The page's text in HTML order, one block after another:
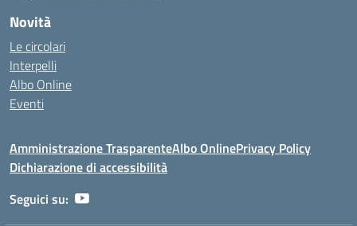
Novità
Le circolari
Interpelli
Albo Online
Eventi
Amministrazione TrasparenteAlbo OnlinePrivacy Policy
Dichiarazione di accessibilità
Seguici su: